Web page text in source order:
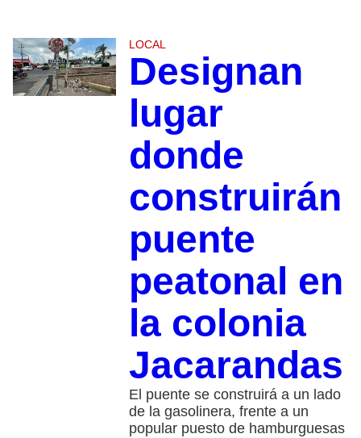
LOCAL
Designan
lugar
donde
construirán
puente
peatonal en
la colonia
Jacarandas
El puente se construirá a un lado
de la gasolinera, frente a un
popular puesto de hamburguesas